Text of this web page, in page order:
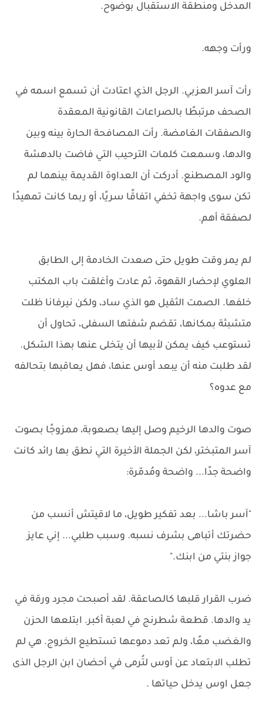
المدخل ومنطقة الاستقبال بوضوح.
ورأت وجهه.
رأت آسر العزبي. الرجل الذي اعتادت أن تسمع اسمه في
الصحف مرتبطًا بالصراعات القانونية المعقدة
والصفقات الغامضة. رأت المصافحة الحارة بينه وبين
والدها، وسمعت كلمات الترحيب التي فاضت بالدهشة
والود المصطنع. أدركت أن العداوة القديمة بينهما لم
تكن سوى واجهة تخفي اتفاقًا سريًا، أو ربما كانت تمهيدًا
لصفقة أهم.
لم يمر وقت طويل حتى صعدت الخادمة إلى الطابق
العلوي لإحضار القهوة، ثم عادت وأغلقت باب المكتب
خلفها. الصمت الثقيل هو الذي ساد، ولكن نيرفانا ظلت
متشبثة بمكانها، تقضم شفتها السفلى، تحاول أن
تستوعب كيف يمكن لأبيها أن يتخلى عنها بهذا الشكل.
لقد طلبت منه أن يبعد أوس عنها، فهل يعاقبها بتحالفه
مع عدوه؟
صوت والدها الرخيم وصل إليها بصعوبة، ممزوجًا بصوت
آسر المتبختر، لكن الجملة الأخيرة التي نطق بها رائد كانت
واضحة جدًا... واضحة ومُدمّرة:
"آسر باشا... بعد تفكير طويل، ما لاقيتش أنسب من
حضرتك أتباهى بشرف نسبه. وسبب طلبي... إني عايز
جواز بنتي من ابنك."
ضرب القرار قلبها كالصاعقة. لقد أصبحت مجرد ورقة في
يد والدها. قطعة شطرنج في لعبة أكبر. ابتلعها الحزن
والغضب معًا، ولم تعد دموعها تستطيع الخروج. هي لم
تطلب الابتعاد عن أوس لتُرمى في أحضان ابن الرجل الذى
جعل اوس يدخل حياتها .